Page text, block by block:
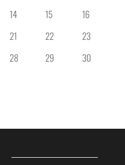
14 15
16
21 22
23
28 29
30